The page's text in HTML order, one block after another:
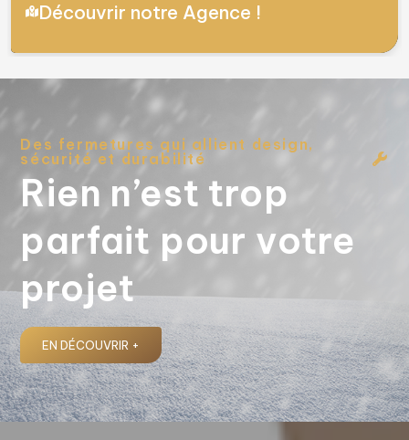
Découvrir notre Agence !
Des fermetures qui allient design,
sécurité et durabilité
Rien n’est trop
parfait pour votre
projet
EN DÉCOUVRIR +